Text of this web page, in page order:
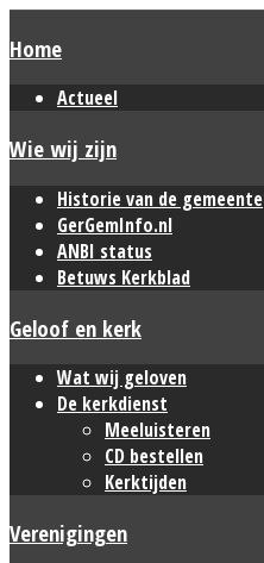
Home
Actueel
Wie wij zijn
Historie van de gemeente
GerGemInfo.nl
ANBI status
Betuws Kerkblad
Geloof en kerk
Wat wij geloven
De kerkdienst
Meeluisteren
CD bestellen
Kerktijden
Verenigingen